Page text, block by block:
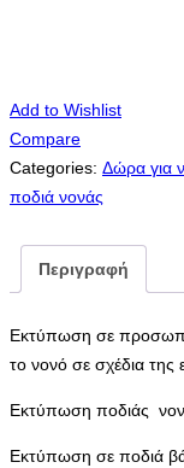
Add to Wishlist
Compare
Categories: Δώρα για
ποδιά νονάς
Περιγραφή
Εκτύπωση σε
το νονό σε σχέδια της
Εκτύπωση ποδιάς
Εκτύπωση σε ποδιά